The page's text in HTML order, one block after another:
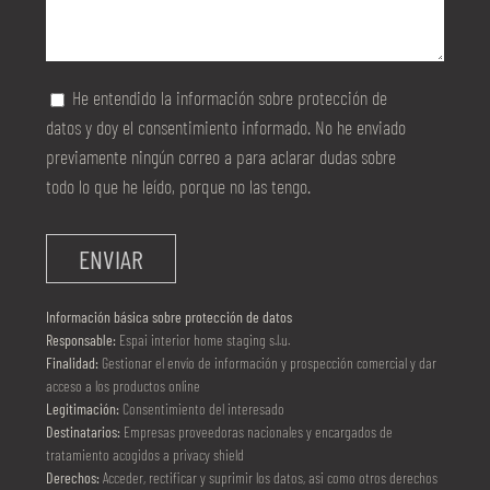
He entendido la información sobre protección de
datos y doy el consentimiento informado. No he enviado
previamente ningún correo a para aclarar dudas sobre
todo lo que he leído, porque no las tengo.
Información básica sobre protección de datos
Responsable: Espai interior home staging s.l.u.
Finalidad: Gestionar el envío de información y prospección comercial y dar
acceso a los productos online
Legitimación: Consentimiento del interesado
Destinatarios: Empresas proveedoras nacionales y encargados de
tratamiento acogidos a privacy shield
Derechos: Acceder, rectificar y suprimir los datos, asi como otros derechos